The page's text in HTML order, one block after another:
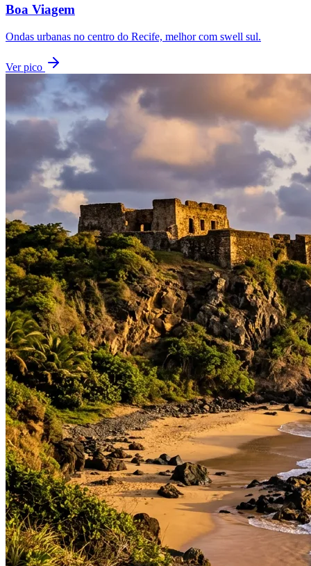
Boa Viagem
Ondas urbanas no centro do Recife, melhor com swell sul.
Ver pico